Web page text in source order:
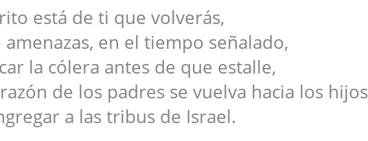
está de ti que volverás,
amenazas, en el tiempo señalado,
la cólera antes de que estalle,
de los padres se vuelva hacia los hijos
a las tribus de Israel.